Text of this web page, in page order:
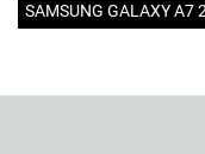
SAMSUNG GALAXY A7